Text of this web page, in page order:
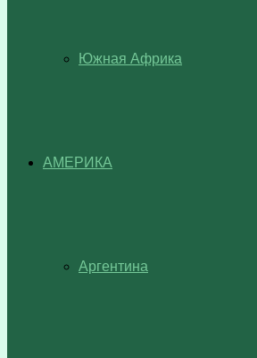
Южная Африка
АМЕРИКА
Аргентина